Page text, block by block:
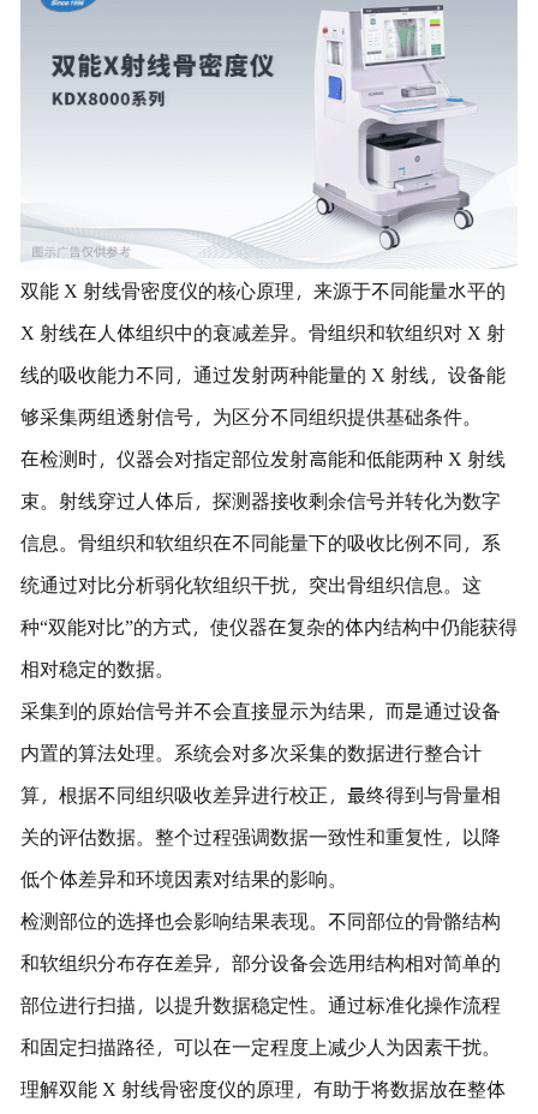
双能 X 射线骨密度仪的核心原理，来源于不同能量水平的
X 射线在人体组织中的衰减差异。骨组织和软组织对 X 射
线的吸收能力不同，通过发射两种能量的 X 射线，设备能
够采集两组透射信号，为区分不同组织提供基础条件。
在检测时，仪器会对指定部位发射高能和低能两种 X 射线
束。射线穿过人体后，探测器接收剩余信号并转化为数字
信息。骨组织和软组织在不同能量下的吸收比例不同，系
统通过对比分析弱化软组织干扰，突出骨组织信息。这
种“双能对比”的方式，使仪器在复杂的体内结构中仍能获得
相对稳定的数据。
采集到的原始信号并不会直接显示为结果，而是通过设备
内置的算法处理。系统会对多次采集的数据进行整合计
算，根据不同组织吸收差异进行校正，最终得到与骨量相
关的评估数据。整个过程强调数据一致性和重复性，以降
低个体差异和环境因素对结果的影响。
检测部位的选择也会影响结果表现。不同部位的骨骼结构
和软组织分布存在差异，部分设备会选用结构相对简单的
部位进行扫描，以提升数据稳定性。通过标准化操作流程
和固定扫描路径，可以在一定程度上减少人为因素干扰。
理解双能 X 射线骨密度仪的原理，有助于将数据放在整体